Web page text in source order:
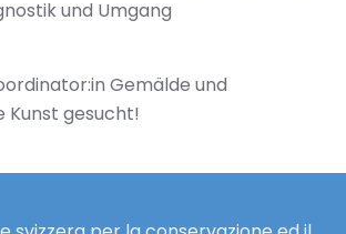
und Umgang
Gemälde und
Kunst gesucht!